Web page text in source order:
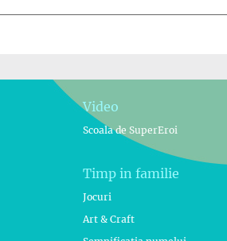
Video
Scoala de SuperEroi
Timp in familie
Jocuri
Art & Craft